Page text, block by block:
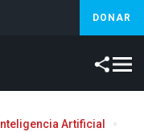
DONAR
Inteligencia Artificial